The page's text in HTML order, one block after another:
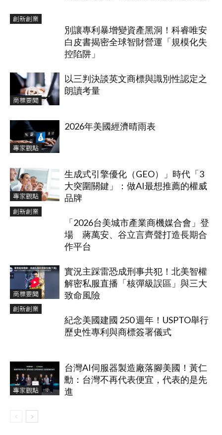
創新創業
別讓專利暴增變資產黑洞！科睿唯安
白皮書揭密全球智財營運「規模化失
控陷阱」
商標要聞
以三判決談英文商標與識別性認定之
朗讀考量
專家觀點
2026年美國經濟晴雨表
專家觀點
生成式引擎優化（GEO）」時代「3
大突圍關鍵」：做AI最想推薦的權威
品牌
創新創業
「2026台美城市產業商機媒合會」登
場 蔣萬安、谷立言齊聲打造長期合
作平台
商標要聞
實況主踩雷恐成刑事共犯！北美智權
解密私服直播「核彈級誤區」與三大
致命風險
創新創業
紀念美國建國 250 週年！USPTO舉行
歷史性專利與商標簽署儀式
專家觀點
台灣AI伺服器製造廠落腳美國！黃仁
勳：台灣不再代表便宜，代表的是先
進